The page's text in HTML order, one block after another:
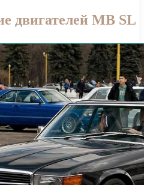
двигателей MB SL